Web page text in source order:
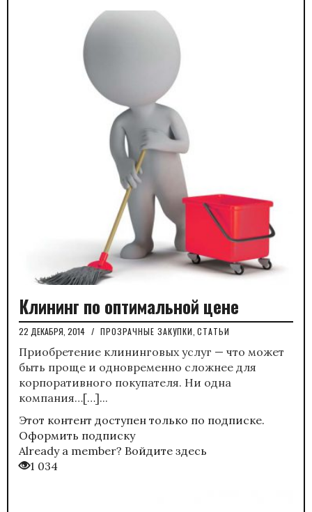
Клининг по оптимальной цене
22 ДЕКАБРЯ, 2014 / ПРОЗРАЧНЫЕ ЗАКУПКИ СТАТЬИ
Приобретение клининговых услуг — что может
быть проще и одновременно сложнее для
корпоративного покупателя. Ни одна
компания…[…]...
Этот контент доступен только по подписке.
Оформить подписку
Already a member? Войдите здесь
1 034